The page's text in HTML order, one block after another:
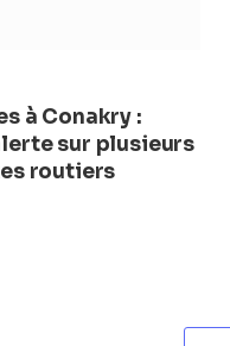
à Conakry :
sur plusieurs
routiers